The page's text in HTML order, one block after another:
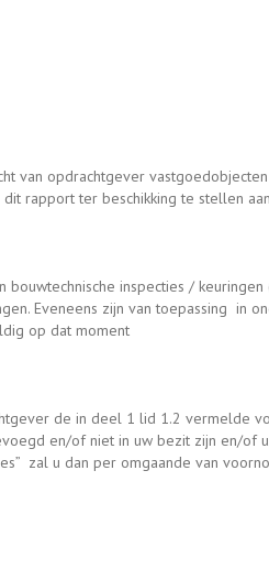
van opdrachtgever
rapport ter beschikking te stellen
inspecties / keuringen
Eveneens zijn van toepassing in
op dat moment
de in deel 1 lid 1.2 vermelde
en/of niet in uw bezit zijn en/of
zal u dan per omgaande van